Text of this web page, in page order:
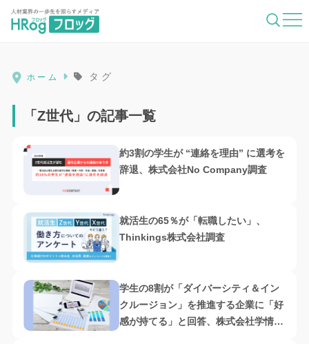
HRog | 人材業界の一歩先を照らすメディ
ホーム タグ
「Z世代」の記事一覧
約3割の学生が “連絡を理由” に選考を
辞退、株式会社No Company調査
就活生の65％が「転職したい」、
Thinkings株式会社調査
学生の8割が「ダイバーシティ＆イン
クルージョン」を推進する企業に「好
感が持てる」と回答、株式会社学情調